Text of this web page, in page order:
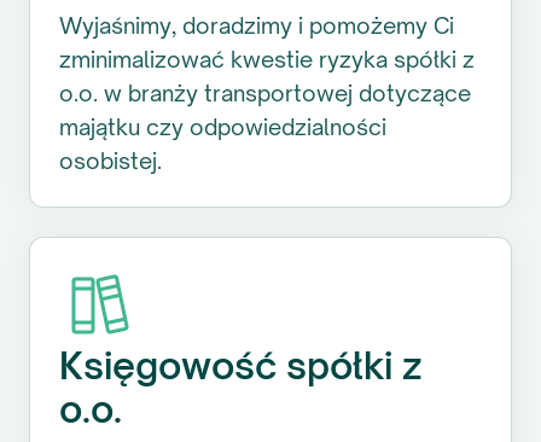
Wyjaśnimy, doradzimy i pomożemy Ci
zminimalizować kwestie ryzyka spółki z
o.o. w branży transportowej dotyczące
majątku czy odpowiedzialności
osobistej.
Księgowość spółki z
o.o.